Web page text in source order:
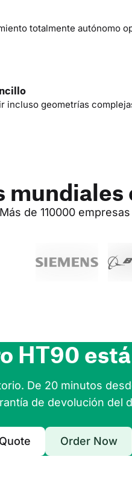
totalmente autónomo
incluso geometrías
de 110000
HT90
De 20 minutos
de devolución del
Order Now